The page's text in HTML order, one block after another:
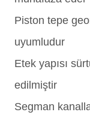
Piston tepe
uyumludur
Etek yapısı
edilmiştir
Segman